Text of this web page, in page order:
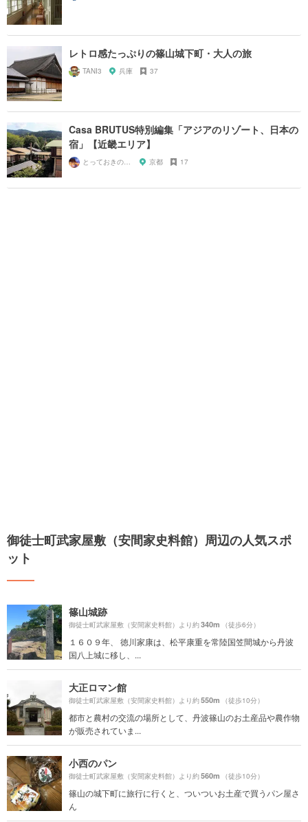
レトロ感たっぷりの篠山城下町・大人の旅
TANI3 兵庫 37
Casa BRUTUS特別編集「アジアのリゾート、日本の
宿」【近畿エリア】
とっておきの宿探し 京都 17
御徒士町武家屋敷（安間家史料館）周辺の人気スポ
ット
篠山城跡
御徒士町武家屋敷（安間家史料館）より約340m （徒歩6分）
１６０９年、 徳川家康は、松平康重を常陸国笠間城から丹波
国八上城に移し、...
大正ロマン館
御徒士町武家屋敷（安間家史料館）より約550m （徒歩10分）
都市と農村の交流の場所として、丹波篠山のお土産品や農作物
が販売されていま...
小西のパン
御徒士町武家屋敷（安間家史料館）より約560m （徒歩10分）
篠山の城下町に旅行に行くと、ついついお土産で買うパン屋さ
ん